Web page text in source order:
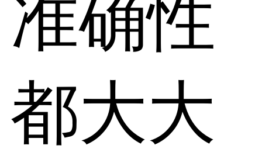
准确性
都大大